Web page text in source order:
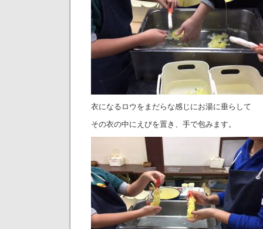
衣になるロウをまだらな感じにお湯に垂らして
その衣の中にえびを置き、手で包みます。